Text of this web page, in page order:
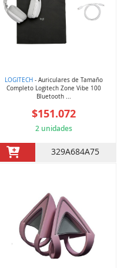
LOGITECH- Auriculares de Tamaño
Completo Logitech Zone Vibe 100
Bluetooth ...
$151.072
2 unidades
329A684A75